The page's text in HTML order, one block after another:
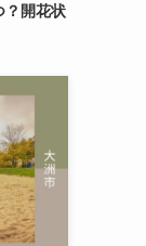
？開花状